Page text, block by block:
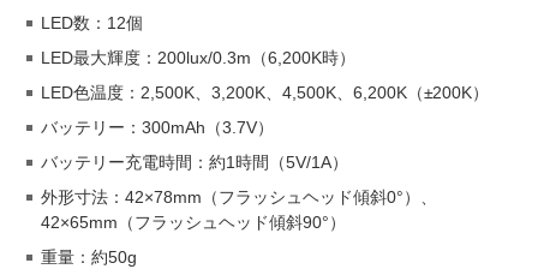
LED数：12個
LED最大輝度：200lux/0.3m（6,200K時）
LED色温度：2,500K、3,200K、4,500K、6,200K（±200K）
バッテリー：300mAh（3.7V）
バッテリー充電時間：約1時間（5V/1A）
外形寸法：42×78mm（フラッシュヘッド傾斜0°）、
42×65mm（フラッシュヘッド傾斜90°）
重量：約50g